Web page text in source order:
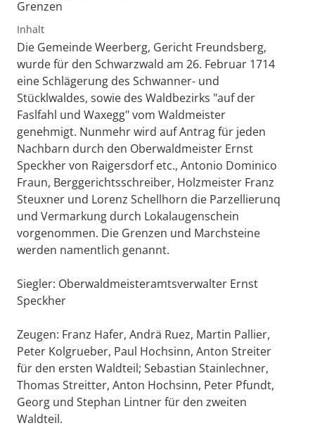
Grenzen
Inhalt
Die Gemeinde Weerberg, Gericht Freundsberg,
wurde für den Schwarzwald am 26. Februar 1714
eine Schlägerung des Schwanner- und
Stücklwaldes, sowie des Waldbezirks "auf der
Faslfahl und Waxegg" vom Waldmeister
genehmigt. Nunmehr wird auf Antrag für jeden
Nachbarn durch den Oberwaldmeister Ernst
Speckher von Raigersdorf etc., Antonio Dominico
Fraun, Berggerichtsschreiber, Holzmeister Franz
Steuxner und Lorenz Schellhorn die Parzellierunq
und Vermarkung durch Lokalaugenschein
vorgenommen. Die Grenzen und Marchsteine
werden namentlich genannt.
Siegler: Oberwaldmeisteramtsverwalter Ernst
Speckher
Zeugen: Franz Hafer, Andrä Ruez, Martin Pallier,
Peter Kolgrueber, Paul Hochsinn, Anton Streiter
für den ersten Waldteil; Sebastian Stainlechner,
Thomas Streitter, Anton Hochsinn, Peter Pfundt,
Georg und Stephan Lintner für den zweiten
Waldteil.